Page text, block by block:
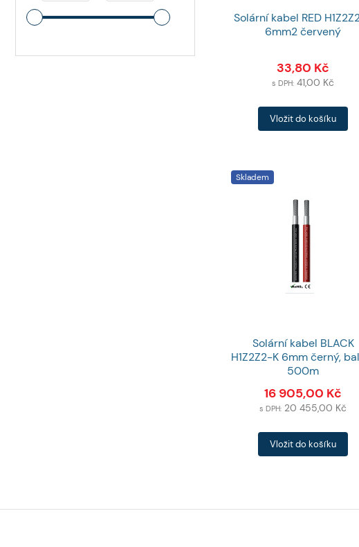
Solární kabel RED
6mm2 červený
33,80 Kč
s DPH: 41,00 Kč
Počet
produktůVložit do košíku
Skladem
Solární kabel BLACK
H1Z2Z2-K 6mm černý,
500m
16 905,00 Kč
s DPH: 20 455,00 Kč
Počet
produktůVložit do košíku